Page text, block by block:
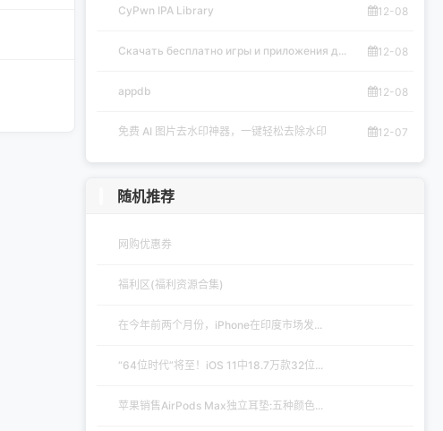
CyPwn IPA Library 12-08
Скачать бесплатно игры и приложения д... 12-08
appdb 12-08
免费 AI 图片去水印神器，一键轻松去除水印 12-07
随机推荐
网购优惠券
福利区(福利资源合集)
在今年前两个月份，iPhone在印度市场发...
“64位时代”将至！iOS 11中18.7万款32位...
苹果销售AirPods Max独立耳垫:五种颜色...